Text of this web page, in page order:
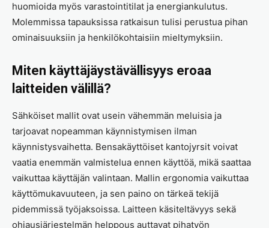
huomioida myös varastointitilat ja energiankulutus.
Molemmissa tapauksissa ratkaisun tulisi perustua pihan
ominaisuuksiin ja henkilökohtaisiin mieltymyksiin.
Miten käyttäjäystävällisyys eroaa
laitteiden välillä?
Sähköiset mallit ovat usein vähemmän meluisia ja
tarjoavat nopeamman käynnistymisen ilman
käynnistysvaihetta. Bensakäyttöiset kantojyrsit voivat
vaatia enemmän valmistelua ennen käyttöä, mikä saattaa
vaikuttaa käyttäjän valintaan. Mallin ergonomia vaikuttaa
käyttömukavuuteen, ja sen paino on tärkeä tekijä
pidemmissä työjaksoissa. Laitteen käsiteltävyys sekä
ohjausjärjestelmän helppous auttavat pihatyön